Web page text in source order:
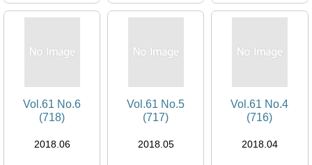
Vol.61 No.6
(718)
2018.06
Vol.61 No.5
(717)
2018.05
Vol.61 No.4
(716)
2018.04